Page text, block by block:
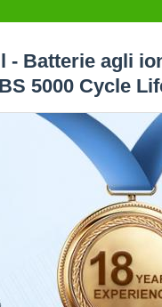
- Batterie agli
5000 Cycle